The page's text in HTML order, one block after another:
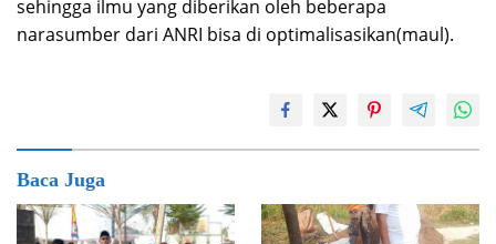
sehingga ilmu yang diberikan oleh beberapa
narasumber dari ANRI bisa di optimalisasikan(maul).
Baca Juga